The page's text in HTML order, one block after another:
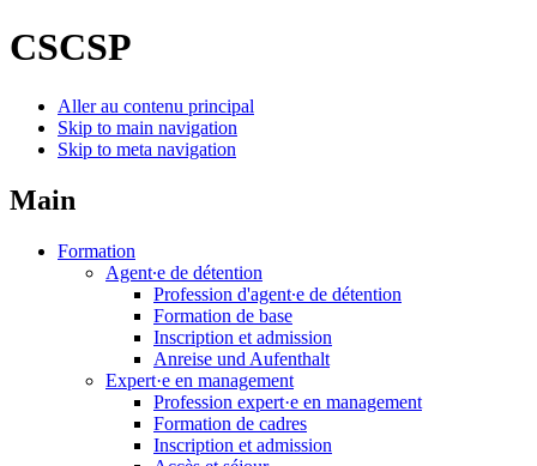
CSCSP
Aller au contenu principal
Skip to main navigation
Skip to meta navigation
Main
Formation
Agent∙e de détention
Profession d'agent∙e de détention
Formation de base
Inscription et admission
Anreise und Aufenthalt
Expert·e en management
Profession expert·e en management
Formation de cadres
Inscription et admission